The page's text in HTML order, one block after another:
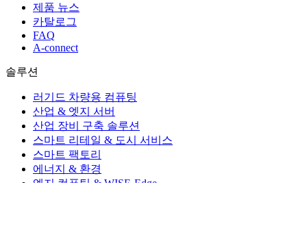
제품 뉴스
카탈로그
FAQ
A-connect
솔루션
러기드 차량용 컴퓨팅
산업 & 엣지 서버
산업 장비 구축 솔루션
스마트 리테일 & 도시 서비스
스마트 팩토리
에너지 & 환경
엣지 컴퓨팅 & WISE-Edge